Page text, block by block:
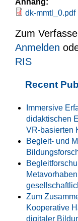
dk-mmtl_0.pdf
Zum
Anmelden
RIS
Recent
Immersive
didaktischen
VR-basierten
Begleit- und
Zum
Kooperative
digitaler